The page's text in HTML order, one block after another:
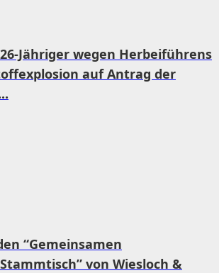
Jähriger wegen Herbeiführens
auf Antrag der
“Gemeinsamen
von Wiesloch &